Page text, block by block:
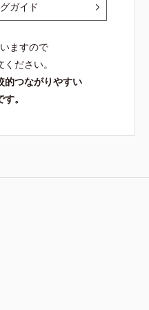
ガイド
ますので
ださい。
的つながりやすい
。